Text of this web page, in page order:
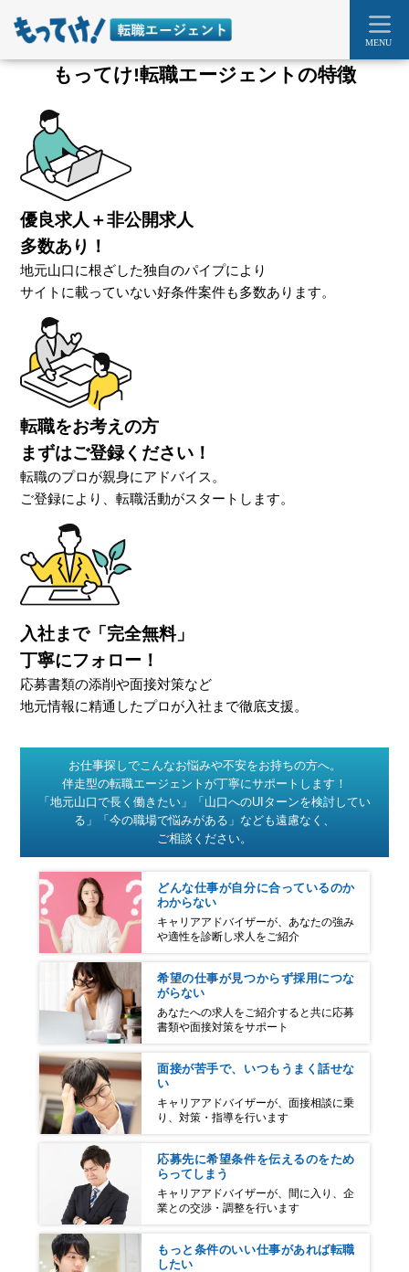
MENU
もってけ!転職エージェントの特徴
優良求人＋非公開求人
多数あり！
地元山口に根ざした独自のパイプにより
サイトに載っていない好条件案件も多数あります。
転職をお考えの方
まずはご登録ください！
転職のプロが親身にアドバイス。
ご登録により、転職活動がスタートします。
入社まで「完全無料」
丁寧にフォロー！
応募書類の添削や面接対策など
地元情報に精通したプロが入社まで徹底支援。
お仕事探しでこんなお悩みや不安をお持ちの方へ。
伴走型の転職エージェントが丁寧にサポートします！
「地元山口で長く働きたい」「山口へのUIターンを検討してい
る」「今の職場で悩みがある」なども遠慮なく、
ご相談ください。
どんな仕事が自分に合っているのか
わからない
キャリアアドバイザーが、あなたの強み
や適性を診断し求人をご紹介
希望の仕事が見つからず採用につな
がらない
あなたへの求人をご紹介すると共に応募
書類や面接対策をサポート
面接が苦手で、 いつもうまく話せな
い
キャリアアドバイザーが、面接相談に乗
り、対策・指導を行います
応募先に希望条件を伝えるのをため
らってしまう
キャリアアドバイザーが、間に入り、企
業との交渉・調整を行います
もっと条件のいい仕事があれば転職
したい